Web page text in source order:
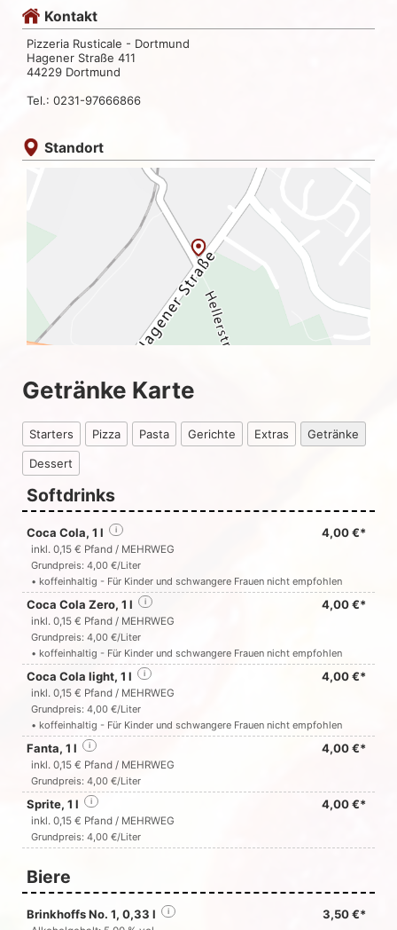
Kontakt
Pizzeria Rusticale - Dortmund
Hagener Straße 411
44229 Dortmund
Tel.: 0231-97666866
Standort
Getränke Karte
Starters Pizza Pasta Gerichte Extras Getränke
Dessert
Softdrinks
Coca Cola, 1 l 4,00 €*
i
inkl. 0,15 € Pfand / MEHRWEG
Grundpreis: 4,00 €/Liter
• koffeinhaltig - Für Kinder und schwangere Frauen nicht empfohlen
Coca Cola Zero, 1 l 4,00 €*
i
inkl. 0,15 € Pfand / MEHRWEG
Grundpreis: 4,00 €/Liter
• koffeinhaltig - Für Kinder und schwangere Frauen nicht empfohlen
Coca Cola light, 1 l 4,00 €*
i
inkl. 0,15 € Pfand / MEHRWEG
Grundpreis: 4,00 €/Liter
• koffeinhaltig - Für Kinder und schwangere Frauen nicht empfohlen
Fanta, 1 l 4,00 €*
i
inkl. 0,15 € Pfand / MEHRWEG
Grundpreis: 4,00 €/Liter
Sprite, 1 l 4,00 €*
i
inkl. 0,15 € Pfand / MEHRWEG
Grundpreis: 4,00 €/Liter
Biere
Brinkhoffs No. 1, 0,33 l 3,50 €*
i